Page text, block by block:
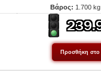
Βάρος: 1.700 kg